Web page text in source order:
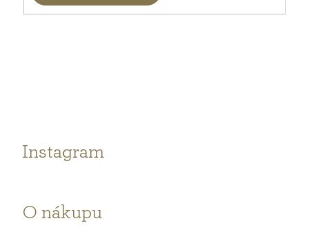
Instagram
O nákupu